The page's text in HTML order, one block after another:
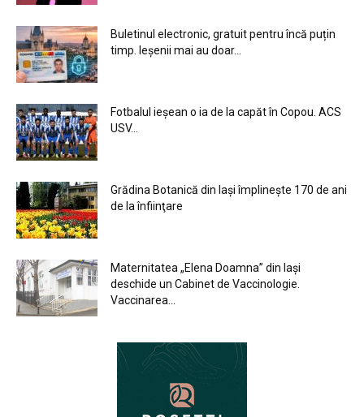
Buletinul electronic, gratuit pentru încă puțin
timp. Ieșenii mai au doar...
Fotbalul ieșean o ia de la capăt în Copou. ACS
USV...
Grădina Botanică din Iaşi împlineşte 170 de ani
de la înfiinţare
Maternitatea „Elena Doamna” din Iași
deschide un Cabinet de Vaccinologie.
Vaccinarea...